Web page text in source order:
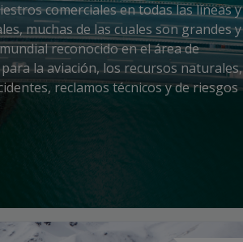
comerciales en todas las líneas y
muchas de las cuales son grandes y
reconocido en el área de
la aviación, los recursos naturales,
reclamos técnicos y de riesgos